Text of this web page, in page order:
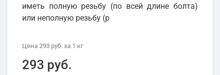
иметь полную резьбу (по всей длине болта)
или неполную резьбу (р
Цена 293 руб. за 1 кг
293 руб.